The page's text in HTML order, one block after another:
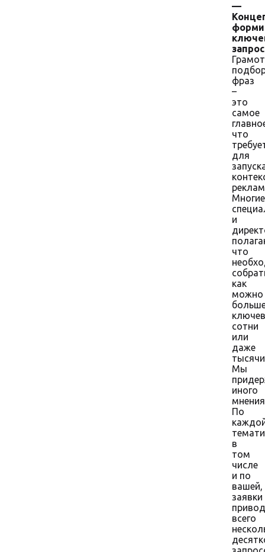
—
фраз
–
это
самое
что
для
Многие
и
что
как
можно
сотни
или
даже
Мы
иного
По
в
том
числе
и по
вашей,
заявки
всего